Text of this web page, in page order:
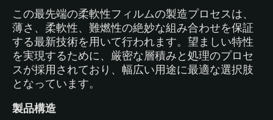
この最先端の柔軟性フィルムの製造プロセスは、
薄さ、柔軟性、難燃性の絶妙な組み合わせを保証
する最新技術を用いて行われます。望ましい特性
を実現するために、厳密な層積みと処理のプロセ
スが採用されており、幅広い用途に最適な選択肢
となっています。
製品構造